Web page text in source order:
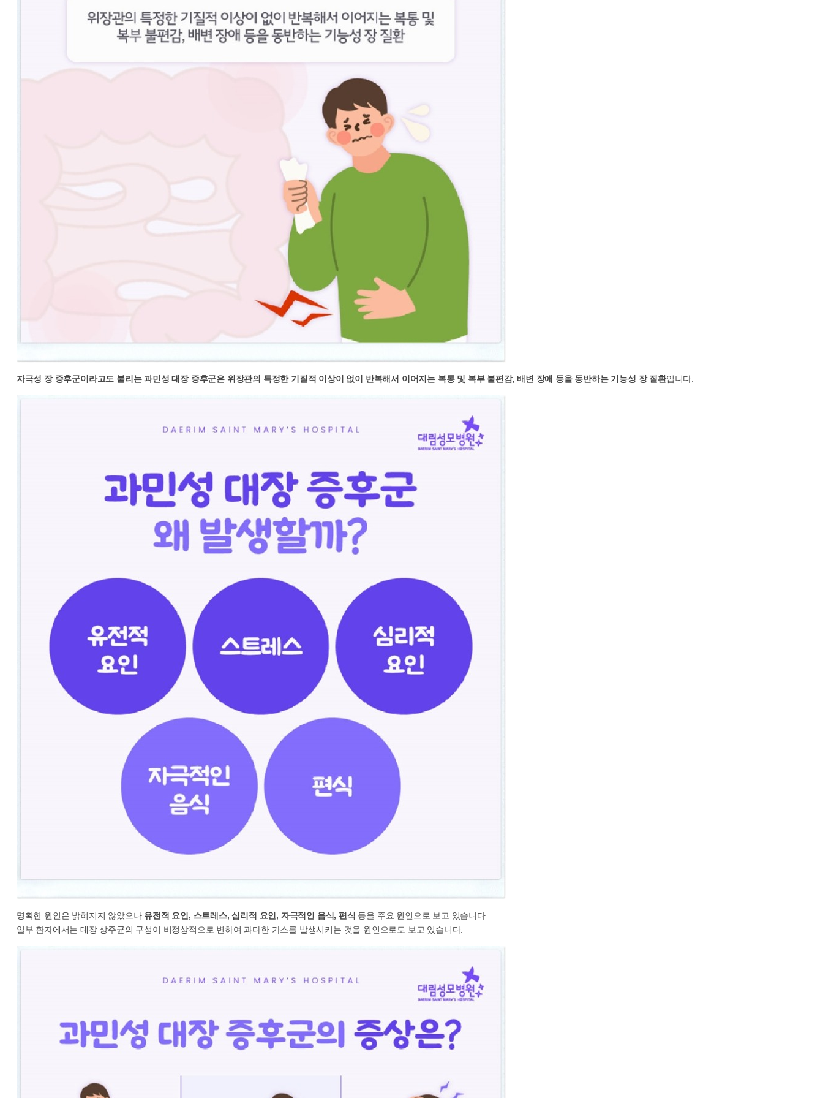
자극성 장 증후군이라고도 불리는 과민성 대장 증후군은 위장관의 특정한 기질적 이상이 없이 반복해서 이어지는 복통 및 복부 불편감, 배변 장애 등을 동반하는 기능성 장 질환입니다.
명확한 원인은 밝혀지지 않았으나 유전적 요인, 스트레스, 심리적 요인, 자극적인 음식, 편식 등을 주요 원인으로 보고 있습니다.
일부 환자에서는 대장 상주균의 구성이 비정상적으로 변하여 과다한 가스를 발생시키는 것을 원인으로도 보고 있습니다.